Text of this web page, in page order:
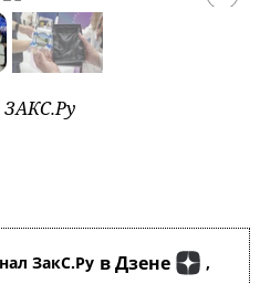
ЗакС.Ру в Дзене ,